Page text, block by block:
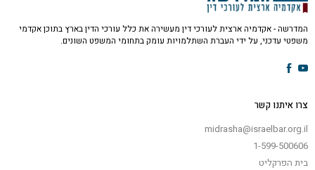
המדרשה - אקדמיה ארצית לעורכי דין מעשירה את כלל עורכי הדין בארץ בתוכן אקדמי
משפטי עדכני, על ידי העברת השתלמויות עומק בתחומי המשפט השונים.
צרו איתנו קשר
midrasha@israelbar.org.il
1-599-500606
בית הפרקליט